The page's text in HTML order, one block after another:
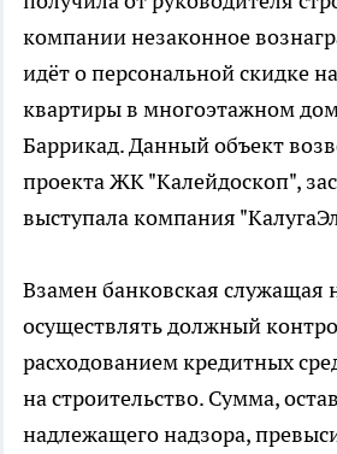
компании незаконное
идёт о персональной скидке
квартиры в многоэтажном
Баррикад. Данный объект
проекта ЖК "Калейдоскоп",
выступала компания
Взамен банковская служащая
осуществлять должный
расходованием кредитных
на строительство. Сумма,
надлежащего надзора,